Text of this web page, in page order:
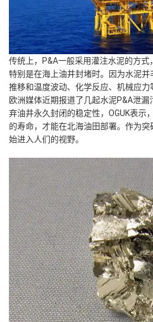
传统上，P&A一般采用灌注水泥的方式
特别是在海上油井封堵时。因为水泥
推移和温度波动、化学反应、机械应力
欧洲媒体近期报道了几起水泥P&A泄
弃油井永久封闭的稳定性，OGUK表示
的寿命，才能在北海油田部署。作为
始进入人们的视野。